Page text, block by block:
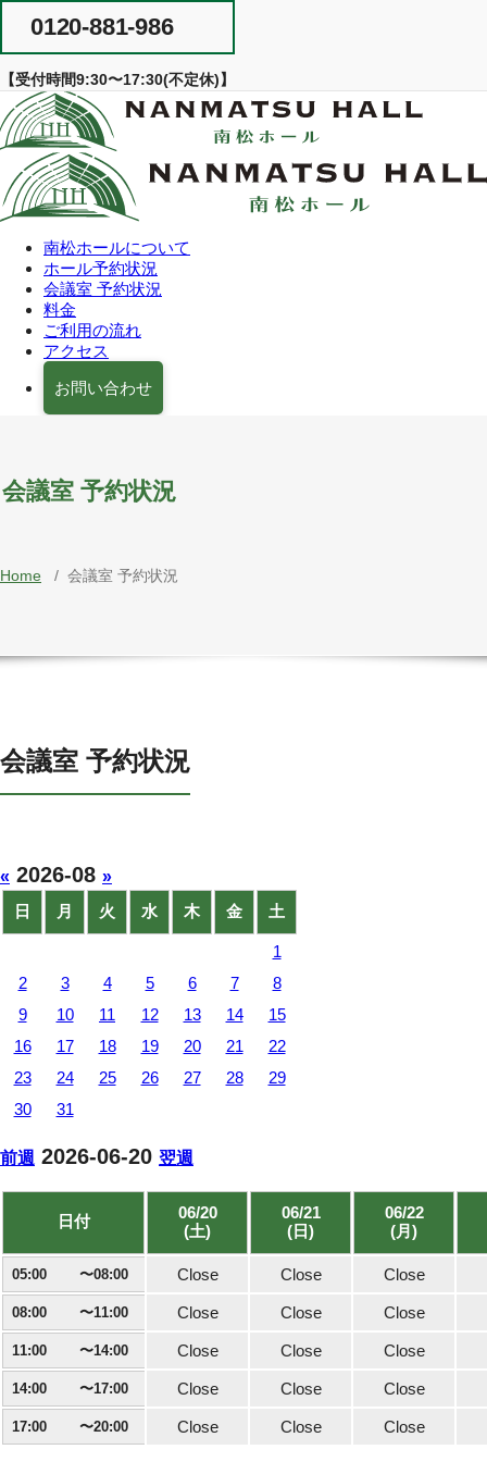
Skip
0120-881-986
【受付時間9:30〜17:30(不定休)】
南松ホールについて
ホール予約状況
会議室 予約状況
料金
ご利用の流れ
アクセス
お問い合わせ
会議室 予約状況
Home / 会議室 予約状況
会議室 予約状況
« 2026-08 »
日
月 火 水 木 金 土
1
2
3 4 5 6 7
8
9
10 11 12 13 14
15
16
17 18 19 20 21
22
23
24 25 26 27 28
29
30
31
前週 2026-06-20 翌週
日付
06/20
(土)
06/21
(日)
06/22
(月)
05:00 Close Close Close
08:00 Close Close Close
11:00 Close Close Close
14:00 Close Close Close
17:00 Close Close Close